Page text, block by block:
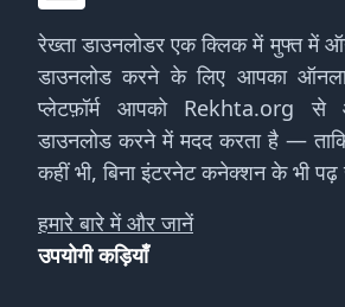
रेख्ता डाउनलोडर एक क्लिक में मुफ्त में
डाउनलोड करने के लिए आपका
प्लेटफ़ॉर्म आपको Rekhta.org से
डाउनलोड करने में मदद करता है —
कहीं भी, बिना इंटरनेट कनेक्शन के भी
हमारे बारे में और जानें
उपयोगी कड़ियाँ